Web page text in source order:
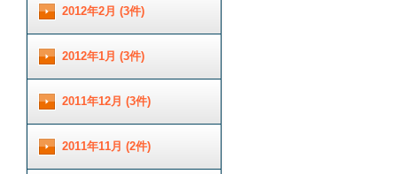
2012年2月 (3件)
2012年1月 (3件)
2011年12月 (3件)
2011年11月 (2件)